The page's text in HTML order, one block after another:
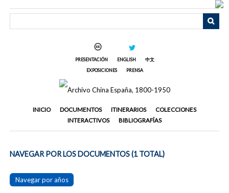
PRESENTACIÓN ENGLISH
中文
EXPOSICIONES
PRENSA
INICIO DOCUMENTOS ITINERARIOS
COLECCIONES
INTERACTIVOS
BIBLIOGRAFÍAS
NAVEGAR POR LOS DOCUMENTOS (1 TOTAL)
Navegar por años